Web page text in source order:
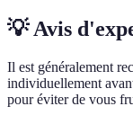
💡 Avis
Il est généralement
individuellement
pour éviter de vous